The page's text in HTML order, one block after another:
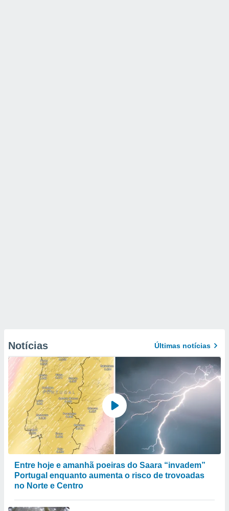
Notícias Últimas notícias
Entre hoje e amanhã poeiras do Saara “invadem”
Portugal enquanto aumenta o risco de trovoadas
no Norte e Centro